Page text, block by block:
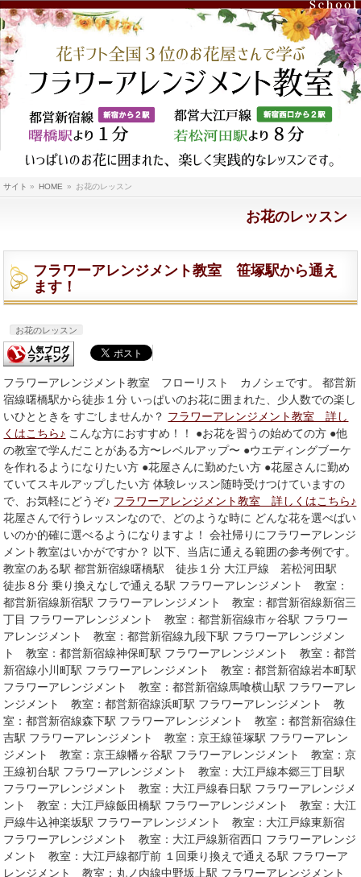
サイト » HOME » お花のレッスン
お花のレッスン
フラワーアレンジメント教室 笹塚駅から通え
ます！
お花のレッスン
フラワーアレンジメント教室 フローリスト カノシェです。 都営新
宿線曙橋駅から徒歩１分 いっぱいのお花に囲まれた、少人数での楽し
いひとときを すごしませんか？ フラワーアレンジメント教室 詳し
くはこちら♪ こんな方におすすめ！！ ●お花を習うの始めての方 ●他
の教室で学んだことがある方〜レベルアップ〜 ●ウエディングブーケ
を作れるようになりたい方 ●花屋さんに勤めたい方 ●花屋さんに勤め
ていてスキルアップしたい方 体験レッスン随時受けつけていますの
で、お気軽にどうぞ♪ フラワーアレンジメント教室 詳しくはこちら♪
花屋さんで行うレッスンなので、どのような時に どんな花を選べばい
いのか的確に選べるようになりますよ！ 会社帰りにフラワーアレンジ
メント教室はいかがですか？ 以下、当店に通える範囲の参考例です。
教室のある駅 都営新宿線曙橋駅 徒歩１分 大江戸線 若松河田駅
徒歩８分 乗り換えなしで通える駅 フラワーアレンジメント 教室：
都営新宿線新宿駅 フラワーアレンジメント 教室：都営新宿線新宿三
丁目 フラワーアレンジメント 教室：都営新宿線市ヶ谷駅 フラワー
アレンジメント 教室：都営新宿線九段下駅 フラワーアレンジメン
ト 教室：都営新宿線神保町駅 フラワーアレンジメント 教室：都営
新宿線小川町駅 フラワーアレンジメント 教室：都営新宿線岩本町駅
フラワーアレンジメント 教室：都営新宿線馬喰横山駅 フラワーアレ
ンジメント 教室：都営新宿線浜町駅 フラワーアレンジメント 教
室：都営新宿線森下駅 フラワーアレンジメント 教室：都営新宿線住
吉駅 フラワーアレンジメント 教室：京王線笹塚駅 フラワーアレン
ジメント 教室：京王線幡ヶ谷駅 フラワーアレンジメント 教室：京
王線初台駅 フラワーアレンジメント 教室：大江戸線本郷三丁目駅
フラワーアレンジメント 教室：大江戸線春日駅 フラワーアレンジメ
ント 教室：大江戸線飯田橋駅 フラワーアレンジメント 教室：大江
戸線牛込神楽坂駅 フラワーアレンジメント 教室：大江戸線東新宿
フラワーアレンジメント 教室：大江戸線新宿西口 フラワーアレンジ
メント 教室：大江戸線都庁前 １回乗り換えで通える駅 フラワーア
レンジメント 教室：丸ノ内線中野坂上駅 フラワーアレンジメント